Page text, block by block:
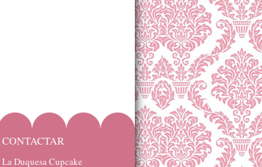
CONTACTAR
La Duquesa Cupcake